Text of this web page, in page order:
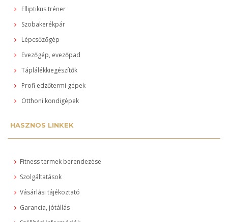
Elliptikus tréner
Szobakerékpár
Lépcsőzőgép
Evezőgép, evezőpad
Táplálékkiegészítők
Profi edzőtermi gépek
Otthoni kondigépek
HASZNOS LINKEK
Fitness termek berendezése
Szolgáltatások
Vásárlási tájékoztató
Garancia, jótállás